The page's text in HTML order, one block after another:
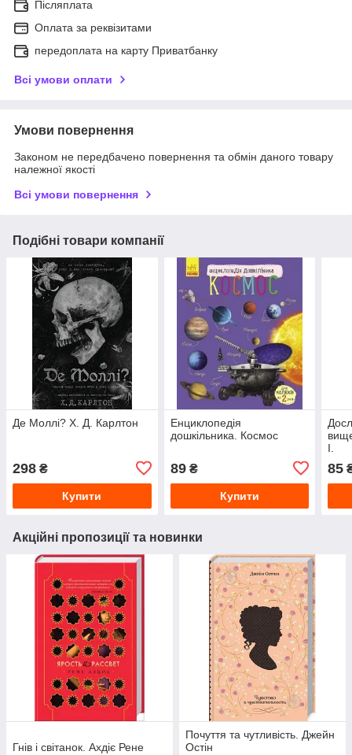
Післяплата
Оплата за реквізитами
передоплата на карту Приватбанку
Всі умови оплати
Умови повернення
Законом не передбачено повернення та обмін даного товару
належної якості
Всі умови повернення
Подібні товари компанії
Де Моллі? Х. Д. Карлтон
298 ₴
Купити
Енциклопедія
дошкільника. Космос
89₴
Купити
І.
85
Акційні пропозиції та новинки
Гнів і світанок. Ахдіє Рене
Почуття та чутливість. Джейн
Остін